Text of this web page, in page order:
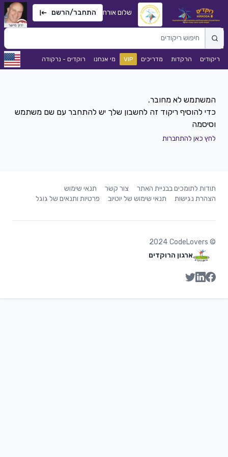
שלום אורח התחבר/הרשם
ריקודים הרקדות מדריכים VIP מי אנחנו רוקדים - נרקודה
כדי להוסיף ריקוד זה לחשבון שלך יש להתחבר עם שם משתמש
וסיסמה
לחץ כאן להתחברות
תודות לתומכים בבניית האתר צור קשר
תנאי שימוש
הצהרת נגישות
תנאי שימוש של יוטיוב פרטיות ותנאים של גוגל
©
2024 CodeLovers
ארגון הרוקדים